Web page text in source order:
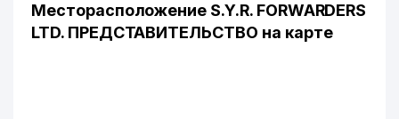
Месторасположение S.Y.R. FORWARDERS
LTD. ПРЕДСТАВИТЕЛЬСТВО на карте